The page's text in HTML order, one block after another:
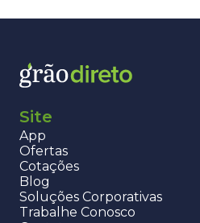
Site
App
Ofertas
Cotações
Blog
Soluções Corporativas
Trabalhe Conosco